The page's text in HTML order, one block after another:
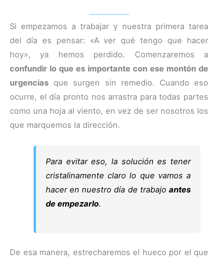
Si empezamos a trabajar y nuestra primera tarea
del día es pensar: «A ver qué tengo que hacer
hoy», ya hemos perdido. Comenzaremos a
confundir lo que es importante con ese montón de
urgencias que surgen sin remedio. Cuando eso
ocurre, el día pronto nos arrastra para todas partes
como una hoja al viento, en vez de ser nosotros los
que marquemos la dirección.
Para evitar eso, la solución es tener
cristalinamente claro lo que vamos a
hacer en nuestro día de trabajo antes
de empezarlo.
De esa manera, estrecharemos el hueco por el que